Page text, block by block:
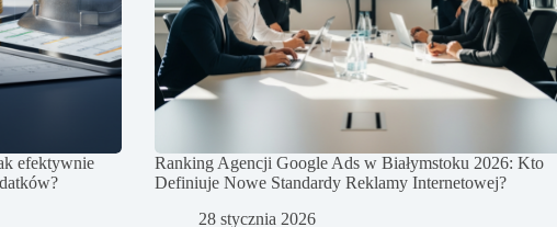
efektywnie
Ranking Agencji Google Ads w Białymstoku 2026: Kto
Definiuje Nowe Standardy Reklamy Internetowej?
28 stycznia 2026